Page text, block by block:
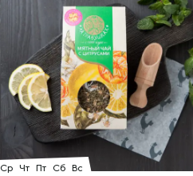
Ср Чт Пт Сб Вс